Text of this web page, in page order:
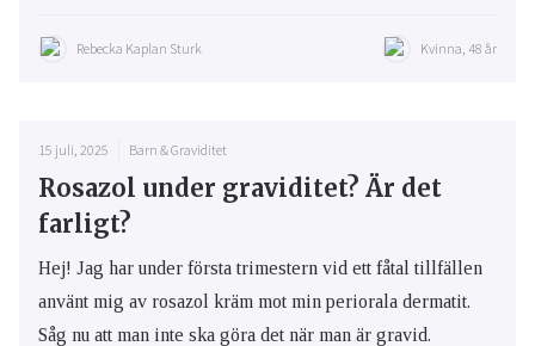
Rebecka Kaplan Sturk Kvinna, 48 år
15 juli, 2025 Barn & Graviditet
Rosazol under graviditet? Är det
farligt?
Hej! Jag har under första trimestern vid ett fåtal tillfällen
använt mig av rosazol kräm mot min periorala dermatit.
Såg nu att man inte ska göra det när man är gravid.